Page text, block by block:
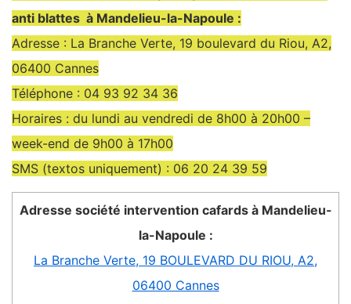
anti blattes à Mandelieu-la-Napoule :
Adresse : La Branche Verte, 19 boulevard du Riou, A2,
06400 Cannes
Téléphone : 04 93 92 34 36
Horaires : du lundi au vendredi de 8h00 à 20h00 –
week-end de 9h00 à 17h00
SMS (textos uniquement) : 06 20 24 39 59
Adresse société intervention cafards à Mandelieu-
la-Napoule :
La Branche Verte, 19 BOULEVARD DU RIOU, A2,
06400 Cannes